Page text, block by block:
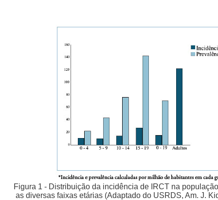
Figura 1 - Distribuição da incidência de IRCT na
as diversas faixas etárias (Adaptado do USRDS, Am. J.